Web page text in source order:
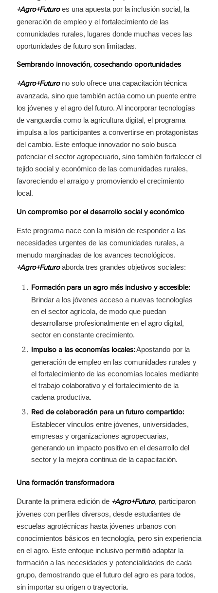
+Agro+Futuroes una apuesta por la inclusión social, la
generación de empleo y el fortalecimiento de las
comunidades rurales, lugares donde muchas veces las
oportunidades de futuro son limitadas.
Sembrando innovación, cosechando oportunidades
+Agro+Futurono solo ofrece una capacitación técnica
avanzada, sino que también actúa como un puente entre
los jóvenes y el agro del futuro. Al incorporar tecnologías
de vanguardia como la agricultura digital, el programa
impulsa a los participantes a convertirse en protagonistas
del cambio. Este enfoque innovador no solo busca
potenciar el sector agropecuario, sino también fortalecer el
tejido social y económico de las comunidades rurales,
favoreciendo el arraigo y promoviendo el crecimiento
local.
Un compromiso por el desarrollo social y económico
Este programa nace con la misión de responder a las
necesidades urgentes de las comunidades rurales, a
menudo marginadas de los avances tecnológicos.
+Agro+Futuroaborda tres grandes objetivos sociales:
Formación para un agro más inclusivo y accesible:
Brindar a los jóvenes acceso a nuevas tecnologías
en el sector agrícola, de modo que puedan
desarrollarse profesionalmente en el agro digital,
sector en constante crecimiento.
Impulso a las economías locales:Apostando por la
generación de empleo en las comunidades rurales y
el fortalecimiento de las economías locales mediante
el trabajo colaborativo y el fortalecimiento de la
cadena productiva.
Red de colaboración para un futuro compartido:
Establecer vínculos entre jóvenes, universidades,
empresas y organizaciones agropecuarias,
generando un impacto positivo en el desarrollo del
sector y la mejora continua de la capacitación.
Una formación transformadora
Durante la primera edición de +Agro+Futuro, participaron
jóvenes con perfiles diversos, desde estudiantes de
escuelas agrotécnicas hasta jóvenes urbanos con
conocimientos básicos en tecnología, pero sin experiencia
en el agro. Este enfoque inclusivo permitió adaptar la
formación a las necesidades y potencialidades de cada
grupo, demostrando que el futuro del agro es para todos,
sin importar su origen o trayectoria.